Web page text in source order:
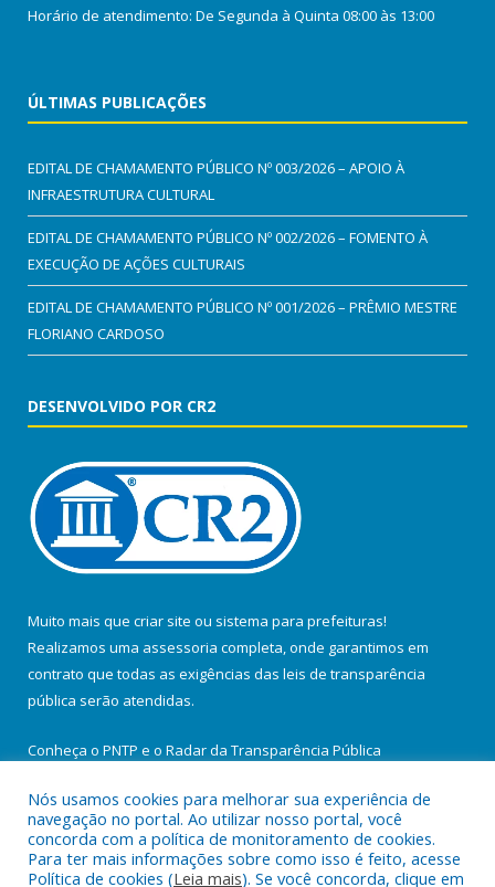
Horário de atendimento: De Segunda à Quinta 08:00 às 13:00
ÚLTIMAS PUBLICAÇÕES
EDITAL DE CHAMAMENTO PÚBLICO Nº 003/2026 – APOIO À
INFRAESTRUTURA CULTURAL
EDITAL DE CHAMAMENTO PÚBLICO Nº 002/2026 – FOMENTO À
EXECUÇÃO DE AÇÕES CULTURAIS
EDITAL DE CHAMAMENTO PÚBLICO Nº 001/2026 – PRÊMIO MESTRE
FLORIANO CARDOSO
DESENVOLVIDO POR CR2
Muito mais que criar site ou sistema para prefeituras!
Realizamos uma assessoria completa, onde garantimos em
contrato que todas as exigências das leis de transparência
pública serão atendidas.
Conheça o PNTP e o Radar da Transparência Pública
Todos os direitos reservados a Prefeitura Municipal de Santa
Nós usamos cookies para melhorar sua experiência de
navegação no portal. Ao utilizar nosso portal, você
concorda com a política de monitoramento de cookies.
Para ter mais informações sobre como isso é feito, acesse
Política de cookies (Leia mais). Se você concorda, clique em